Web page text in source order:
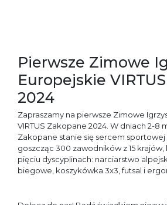
Pierwsze Zimowe
Europejskie
2024
Zapraszamy na pierwsze Zimowe
VIRTUS Zakopane 2024. W dniach 2-8
Zakopane stanie się sercem sportowej
goszcząc 300 zawodników z 15
pięciu dyscyplinach: narciarstwo
biegowe, koszykówka 3x3, futsal i